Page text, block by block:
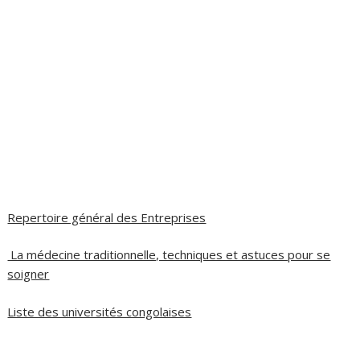
Repertoire général des Entreprises
La médecine traditionnelle, techniques et astuces pour se
soigner
Liste des universités congolaises